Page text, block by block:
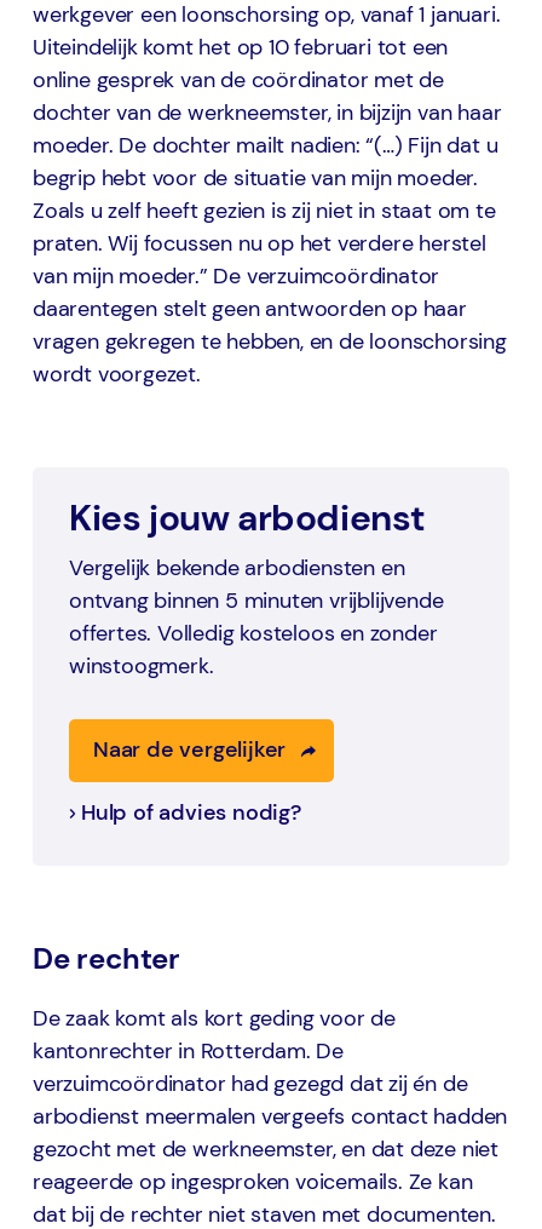
werkgever een loonschorsing op, vanaf 1 januari.
Uiteindelijk komt het op 10 februari tot een
online gesprek van de coördinator met de
dochter van de werkneemster, in bijzijn van haar
moeder. De dochter mailt nadien: “(…) Fijn dat u
begrip hebt voor de situatie van mijn moeder.
Zoals u zelf heeft gezien is zij niet in staat om te
praten. Wij focussen nu op het verdere herstel
van mijn moeder.” De verzuimcoördinator
daarentegen stelt geen antwoorden op haar
vragen gekregen te hebben, en de loonschorsing
wordt voorgezet.
Kies jouw arbodienst
Vergelijk bekende arbodiensten en
ontvang binnen 5 minuten vrijblijvende
offertes. Volledig kosteloos en zonder
winstoogmerk.
Naar de vergelijker
Hulp of advies nodig?
De rechter
De zaak komt als kort geding voor de
kantonrechter in Rotterdam. De
verzuimcoördinator had gezegd dat zij én de
arbodienst meermalen vergeefs contact hadden
gezocht met de werkneemster, en dat deze niet
reageerde op ingesproken voicemails. Ze kan
dat bij de rechter niet staven met documenten.